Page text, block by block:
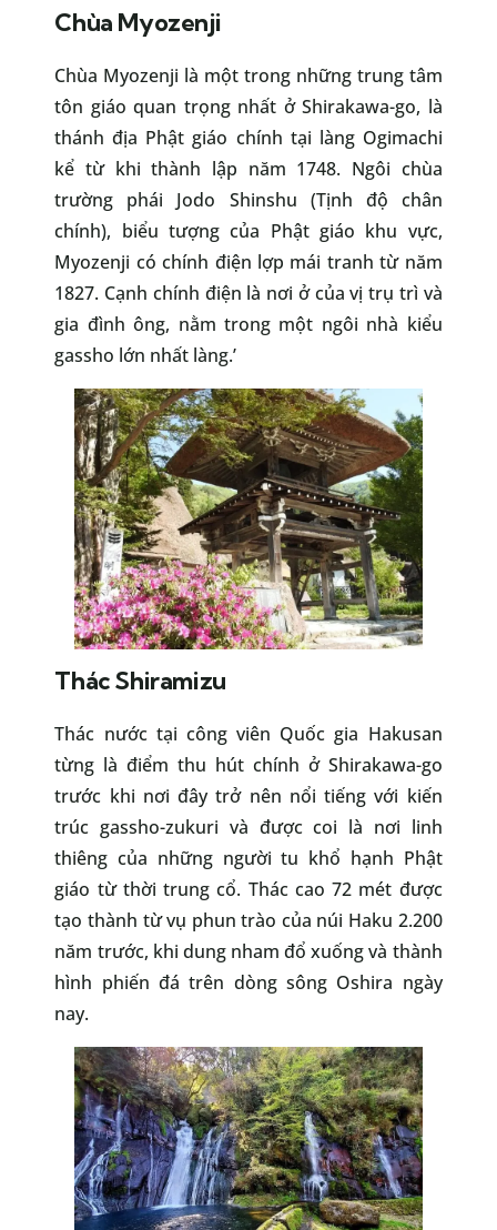
Chùa Myozenji
Chùa Myozenji là một trong những trung tâm
tôn giáo quan trọng nhất ở Shirakawa-go, là
thánh địa Phật giáo chính tại làng Ogimachi
kể từ khi thành lập năm 1748. Ngôi chùa
trường phái Jodo Shinshu (Tịnh độ chân
chính), biểu tượng của Phật giáo khu vực,
Myozenji có chính điện lợp mái tranh từ năm
1827. Cạnh chính điện là nơi ở của vị trụ trì và
gia đình ông, nằm trong một ngôi nhà kiểu
gassho lớn nhất làng.’
Thác Shiramizu
Thác nước tại công viên Quốc gia Hakusan
từng là điểm thu hút chính ở Shirakawa-go
trước khi nơi đây trở nên nổi tiếng với kiến
trúc gassho-zukuri và được coi là nơi linh
thiêng của những người tu khổ hạnh Phật
giáo từ thời trung cổ. Thác cao 72 mét được
tạo thành từ vụ phun trào của núi Haku 2.200
năm trước, khi dung nham đổ xuống và thành
hình phiến đá trên dòng sông Oshira ngày
nay.